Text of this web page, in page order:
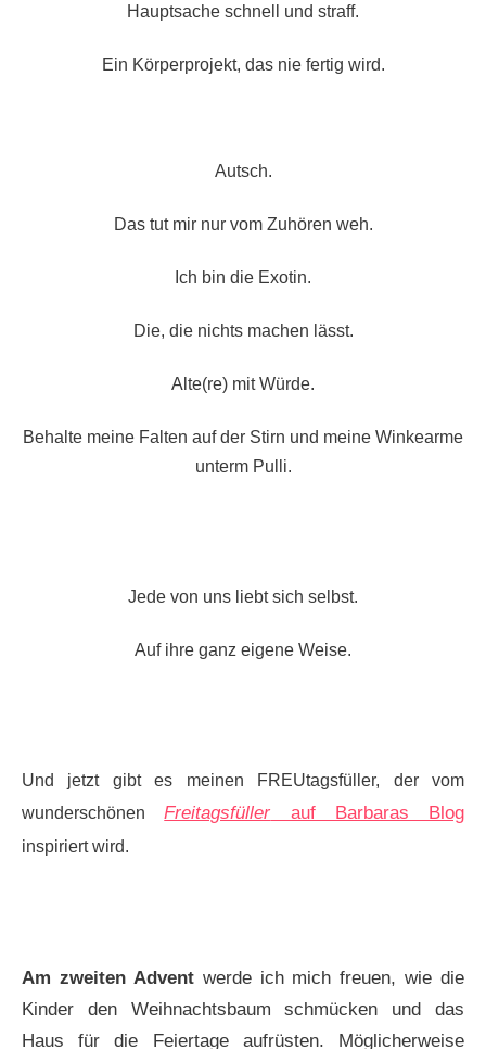
Hauptsache schnell und straff.
Ein Körperprojekt, das nie fertig wird.
Autsch.
Das tut mir nur vom Zuhören weh.
Ich bin die Exotin.
Die, die nichts machen lässt.
Alte(re) mit Würde.
Behalte meine Falten auf der Stirn und meine Winkearme
unterm Pulli.
Jede von uns liebt sich selbst.
Auf ihre ganz eigene Weise.
Und jetzt gibt es meinen FREUtagsfüller, der vom
wunderschönenFreitagsfüller auf Barbaras Blog
inspiriert wird.
Am zweiten Adventwerde ich mich freuen, wie die
Kinder den Weihnachtsbaum schmücken und das
Haus für die Feiertage aufrüsten. Möglicherweise